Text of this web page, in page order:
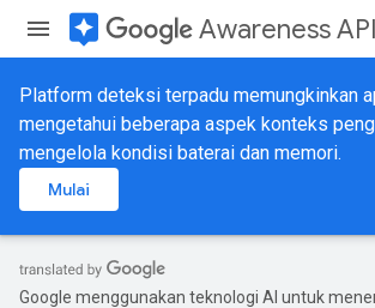
assistant Awareness API
Platform deteksi terpadu memungkinkan
mengetahui beberapa aspek konteks
mengelola kondisi baterai dan memori.
Mulai
Google menggunakan teknologi AI untuk